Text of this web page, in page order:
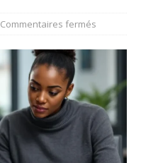
Commentaires fermés